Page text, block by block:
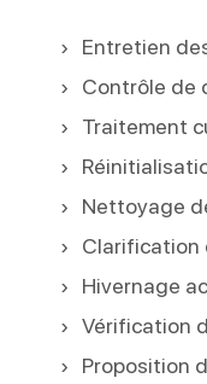
Entretien
Contrôle de
Traitement
Nettoyage
Clarification
Hivernage
Vérification
Proposition